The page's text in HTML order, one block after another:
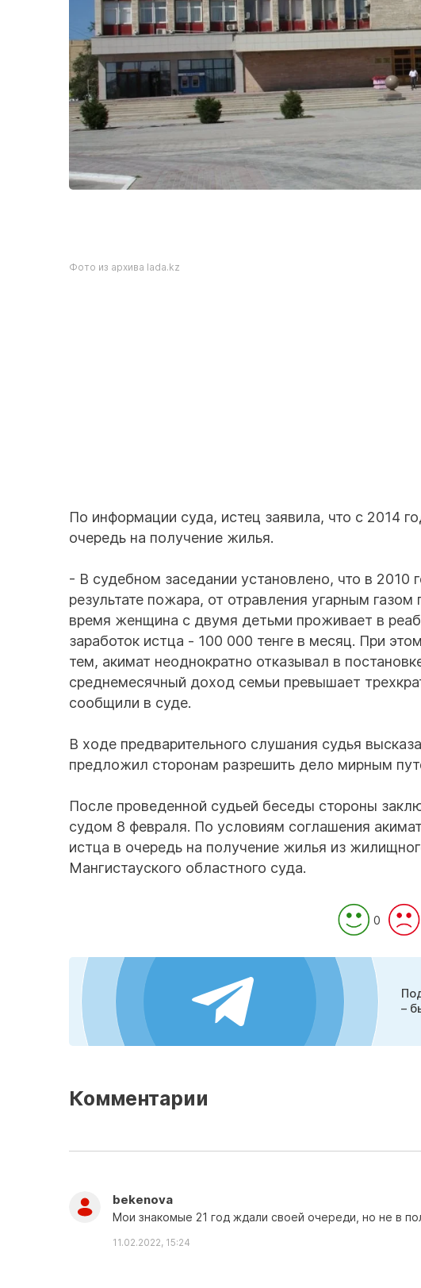
Фото из архива lada.kz
По информации суда, истец заявила, что с 2014
очередь на получение жилья.
- В судебном заседании установлено, что в 2010
результате пожара, от отравления угарным
время женщина с двумя детьми проживает в
заработок истца - 100 000 тенге в месяц. При
тем, акимат неоднократно отказывал в
среднемесячный доход семьи превышает
сообщили в суде.
В ходе предварительного слушания судья
предложил сторонам разрешить дело мирным
После проведенной судьей беседы стороны
судом 8 февраля. По условиям соглашения
истца в очередь на получение жилья из
Мангистауского областного суда.
0
–
Комментарии
bekenova
Мои знакомые 21 год ждали своей очереди, но не в
11.02.2022, 15:24